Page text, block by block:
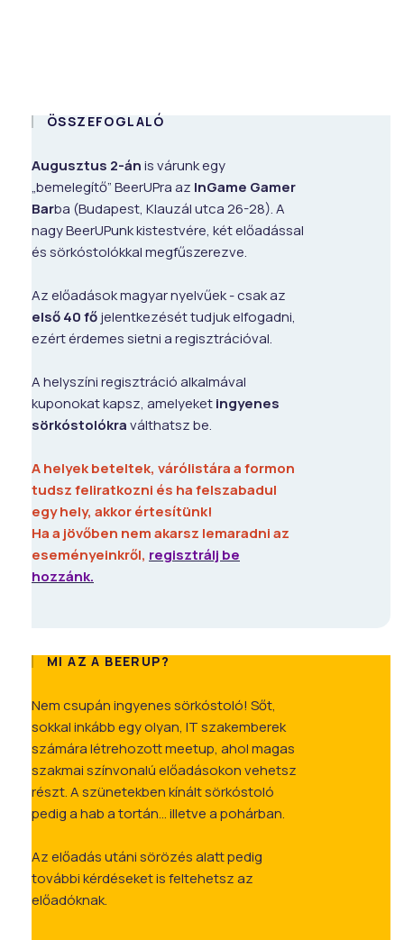
ÖSSZEFOGLALÓ
Augusztus 2-ánis várunk egy
„bemelegítő” BeerUPra az InGame Gamer
Barba (Budapest, Klauzál utca 26-28). A
nagy BeerUPunk kistestvére, két előadással
és sörkóstolókkal megfűszerezve.
Az előadások magyar nyelvűek - csak az
első 40 főjelentkezését tudjuk elfogadni,
ezért érdemes sietni a regisztrációval.
A helyszíni regisztráció alkalmával
kuponokat kapsz, amelyeketingyenes
sörkóstolókraválthatsz be.
A helyek beteltek, várólistára a formon
tudsz feliratkozni és ha felszabadul
egy hely, akkor értesítünk!
Ha a jövőben nem akarsz lemaradni az
eseményeinkről, regisztrálj be
hozzánk.
MI AZ A BEERUP?
Nem csupán ingyenes sörkóstoló! Sőt,
sokkal inkább egy olyan, IT szakemberek
számára létrehozott meetup, ahol magas
szakmai színvonalú előadásokon vehetsz
részt. A szünetekben kínált sörkóstoló
pedig a hab a tortán... illetve a pohárban.
Az előadás utáni sörözés alatt pedig
további kérdéseket is feltehetsz az
előadóknak.